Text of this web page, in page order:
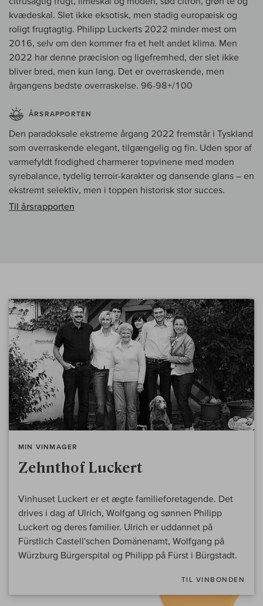
kvædeskal. Slet ikke eksotisk, men stadig europæisk og
roligt frugtagtig. Philipp Luckerts 2022 minder mest om
2016, selv om den kommer fra et helt andet klima. Men
2022 har denne præcision og ligefremhed, der slet ikke
bliver bred, men kun lang. Det er overraskende, men
årgangens bedste overraskelse. 96-98+/100
ÅRSRAPPORTEN
Den paradoksale ekstreme årgang 2022 fremstår i Tyskland
som overraskende elegant, tilgængelig og fin. Uden spor af
varmefyldt frodighed charmerer topvinene med moden
syrebalance, tydelig terroir-karakter og dansende glans – en
ekstremt selektiv, men i toppen historisk stor succes.
Til årsrapporten
MIN VINMAGER
Zehnthof Luckert
Vinhuset Luckert er et ægte familieforetagende. Det
drives i dag af Ulrich, Wolfgang og sønnen Philipp
Luckert og deres familier. Ulrich er uddannet på
Fürstlich Castell'schen Domänenamt, Wolfgang på
Würzburg Bürgerspital og Philipp på Fürst i Bürgstadt.
TIL VINBONDEN